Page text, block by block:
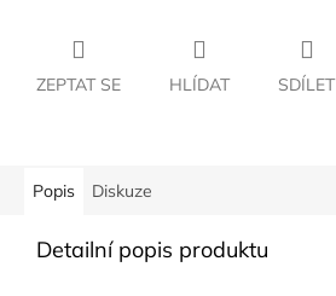
ZEPTAT SE HLÍDAT SDÍLET
Popis Diskuze
Detailní popis produktu